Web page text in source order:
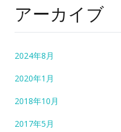
アーカイブ
2024年8月
2020年1月
2018年10月
2017年5月